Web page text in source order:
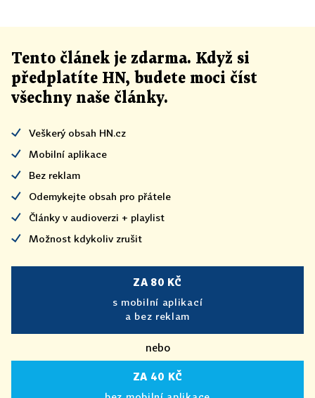
Tento článek je zdarma. Když si
předplatíte HN, budete moci číst
všechny naše články.
Veškerý obsah HN.cz
Mobilní aplikace
Bez reklam
Odemykejte obsah pro přátele
Články v audioverzi + playlist
Možnost kdykoliv zrušit
ZA 80 KČ
s mobilní aplikací
a bez reklam
nebo
ZA 40 KČ